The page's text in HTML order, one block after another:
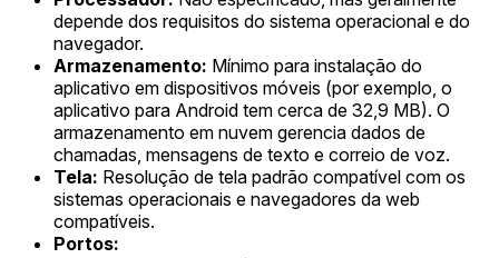
depende dos requisitos do sistema operacional e do
navegador.
Armazenamento: Mínimo para instalação do
aplicativo em dispositivos móveis (por exemplo, o
aplicativo para Android tem cerca de 32,9 MB). O
armazenamento em nuvem gerencia dados de
chamadas, mensagens de texto e correio de voz.
Tela: Resolução de tela padrão compatível com os
sistemas operacionais e navegadores da web
compatíveis.
Portos: